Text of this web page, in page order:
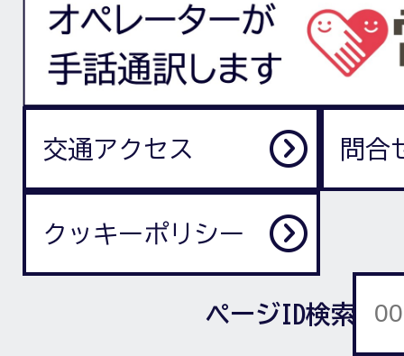
交通アクセス 問合
クッキーポリシー
ページID検索